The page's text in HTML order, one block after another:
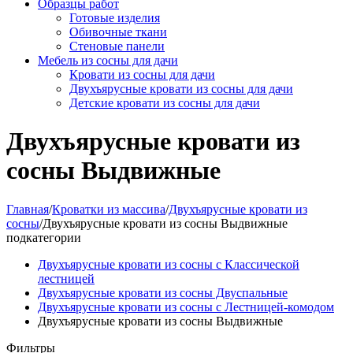
Образцы работ
Готовые изделия
Обивочные ткани
Стеновые панели
Мебель из сосны для дачи
Кровати из сосны для дачи
Двухъярусные кровати из сосны для дачи
Детские кровати из сосны для дачи
Двухъярусные кровати из
сосны Выдвижные
Главная/Кроватки из массива/Двухъярусные кровати из
сосны/Двухъярусные кровати из сосны Выдвижные
подкатегории
Двухъярусные кровати из сосны с Классической
лестницей
Двухъярусные кровати из сосны Двуспальные
Двухъярусные кровати из сосны с Лестницей-комодом
Двухъярусные кровати из сосны Выдвижные
Фильтры